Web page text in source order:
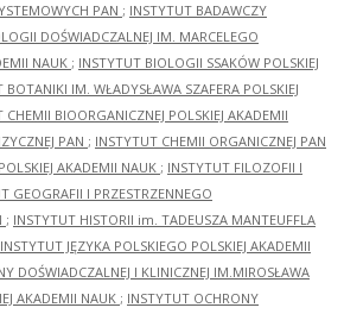
PAN ; INSTYTUT BADAWCZY
DOŚWIADCZALNEJ IM. MARCELEGO
NAUK ; INSTYTUT BIOLOGII SSAKÓW POLSKIEJ
BOTANIKI IM. WŁADYSŁAWA SZAFERA POLSKIEJ
CHEMII BIOORGANICZNEJ POLSKIEJ AKADEMII
PAN ; INSTYTUT CHEMII ORGANICZNEJ PAN
AKADEMII NAUK ; INSTYTUT FILOZOFII I
GEOGRAFII I PRZESTRZENNEGO
; INSTYTUT HISTORII im. TADEUSZA MANTEUFFLA
INSTYTUT JĘZYKA POLSKIEGO POLSKIEJ AKADEMII
DOŚWIADCZALNEJ I KLINICZNEJ IM.MIROSŁAWA
AKADEMII NAUK ; INSTYTUT OCHRONY